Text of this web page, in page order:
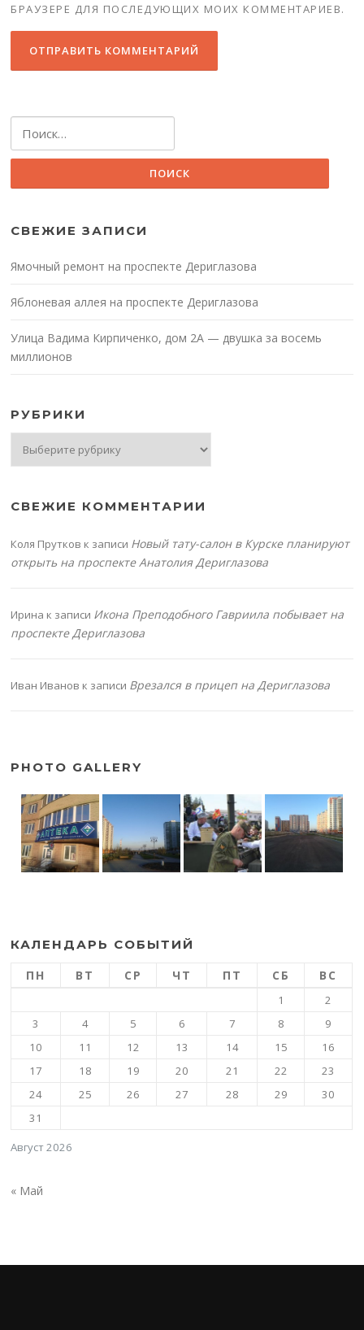
БРАУЗЕРЕ ДЛЯ ПОСЛЕДУЮЩИХ МОИХ КОММЕНТАРИЕВ.
СВЕЖИЕ ЗАПИСИ
Ямочный ремонт на проспекте Дериглазова
Яблоневая аллея на проспекте Дериглазова
Улица Вадима Кирпиченко, дом 2А — двушка за восемь
миллионов
РУБРИКИ
СВЕЖИЕ КОММЕНТАРИИ
Коля Прутков к записи Новый тату-салон в Курске планируют
открыть на проспекте Анатолия Дериглазова
Ирина к записи Икона Преподобного Гавриила побывает на
проспекте Дериглазова
Иван Иванов к записи Врезался в прицеп на Дериглазова
PHOTO GALLERY
КАЛЕНДАРЬ СОБЫТИЙ
Август 2026
ПН ВТ СР ЧТ ПТ СБ ВС
1
2
3
4 5 6 7 8
9
10
11 12 13 14 15
16
17
18 19 20 21 22
23
24
25 26 27 28 29
30
31
« Май